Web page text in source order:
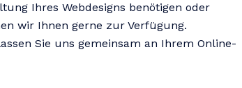
Ihres Webdesigns benötigen oder
wir Ihnen gerne zur Verfügung.
Sie uns gemeinsam an Ihrem Online-